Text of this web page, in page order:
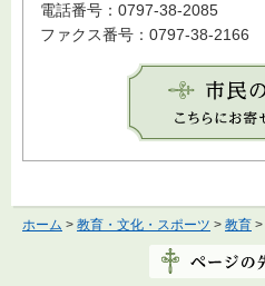
電話番号：0797-38-2085
ファクス番号：0797-38-2166
ホーム > 教育・文化・スポーツ > 教育 >